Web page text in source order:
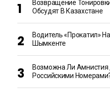
Возвращение
Обсудят В Казахстане
Водитель «прокатил»
Шымкенте
Возможна Ли
Российскими